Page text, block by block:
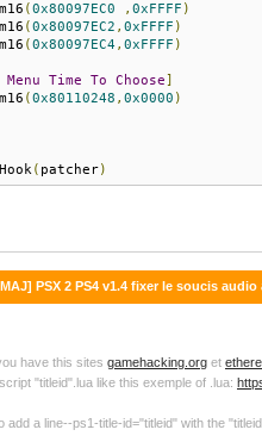
(0x80097EC0 , 0xFFFF )
(0x80097EC2 , 0xFFFF )
(0x80097EC4, 0xFFFF )
Menu Time To Choose]
(0x80110248 , 0x0000 )
( patcher)
PSX 2 PS4 v1.4 fixer le soucis
have this sites gamehacking.org et
"titleid".lua like this exemple of .lua:
add a line--ps1-title-id="titleid" with the